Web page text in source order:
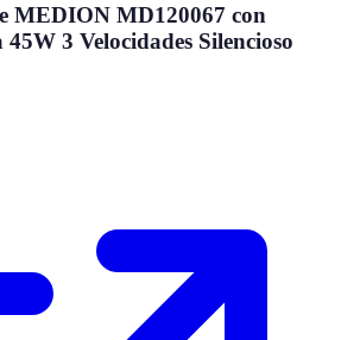
MEDION MD120067 con
3 Velocidades Silencioso